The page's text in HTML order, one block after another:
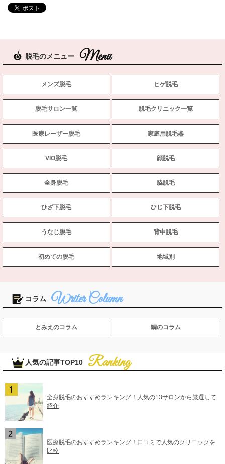
脱毛のメニュー
メンズ脱毛 ヒゲ脱毛
脱毛サロン一覧 脱毛クリニック一覧
医療レーザー脱毛 家庭用脱毛器
VIO脱毛 顔脱毛
全身脱毛 脇脱毛
ひざ下脱毛 ひじ下脱毛
うなじ脱毛 背中脱毛
初めての脱毛 地域別
コラム
とみえのコラム 鯛のコラム
人気の記事TOP10
全身脱毛のおすすめランキング！人気の13サロンから厳選して
紹介
医療脱毛のおすすめランキング！口コミで人気のクリニックを
比較